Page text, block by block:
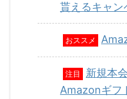
貰えるキャン
おススメ
注目
新規本
Amazonギフ